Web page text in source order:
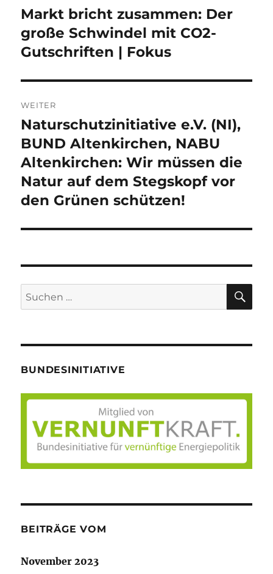
Vorheriger
Beitrag:
Markt bricht zusammen: Der
große Schwindel mit CO2-
Gutschriften | Fokus
WEITER
Nächster
Beitrag:
Naturschutzinitiative e.V. (NI),
BUND Altenkirchen, NABU
Altenkirchen: Wir müssen die
Natur auf dem Stegskopf vor
den Grünen schützen!
Suche
nach:
BUNDESINITIATIVE
BEITRÄGE VOM
November 2023